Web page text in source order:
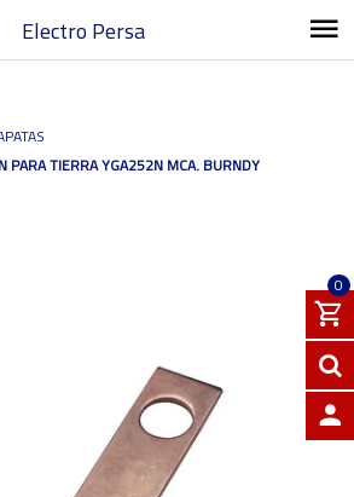
Electro Persa
0
PARA TIERRA YGA252N MCA. BURNDY